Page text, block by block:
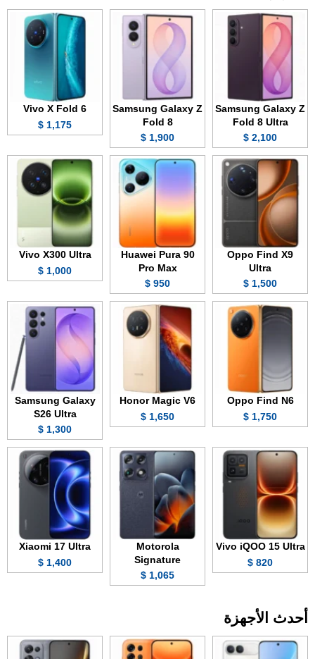
Samsung Galaxy Z
Fold 8 Ultra
2,100 $
Samsung Galaxy Z
Fold 8
1,900 $
Vivo X Fold 6
1,175 $
Oppo Find X9
Ultra
1,500 $
Huawei Pura 90
Pro Max
950 $
Vivo X300 Ultra
1,000 $
Oppo Find N6
1,750 $
Honor Magic V6
1,650 $
Samsung Galaxy
S26 Ultra
1,300 $
Vivo iQOO 15 Ultra
820 $
Motorola
Signature
1,065 $
Xiaomi 17 Ultra
1,400 $
أحدث الأجهزة